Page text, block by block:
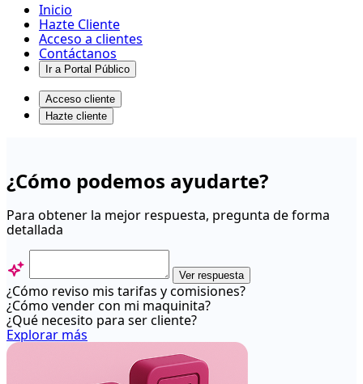
Inicio
Hazte Cliente
Acceso a clientes
Contáctanos
Ir a Portal Público
Acceso cliente
Hazte cliente
contraseña
portal
de
clientes
Centro
de
ayuda
¿Cómo podemos ayudarte?
Para obtener la mejor respuesta, pregunta de forma
detallada
Ver respuesta
¿Cómo reviso mis tarifas y comisiones?
¿Cómo vender con mi maquinita?
¿Qué necesito para ser cliente?
Explorar más